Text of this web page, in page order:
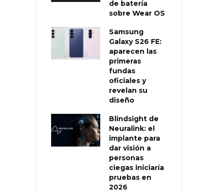
de batería
sobre Wear OS
Samsung
Galaxy S26 FE:
aparecen las
primeras
fundas
oficiales y
revelan su
diseño
Blindsight de
Neuralink: el
implante para
dar visión a
personas
ciegas iniciaría
pruebas en
2026